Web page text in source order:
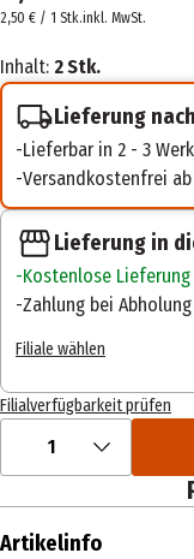
2,50 € / 1 Stk.inkl. MwSt.
Inhalt: 2 Stk.
Lieferung
Lieferbar in 2 - 3
Versandkostenfrei
Lieferung in
Kostenlose Lieferung
Zahlung bei
Filiale wählen
Filialverfügbarkeit prüfen
1
Artikelinfo